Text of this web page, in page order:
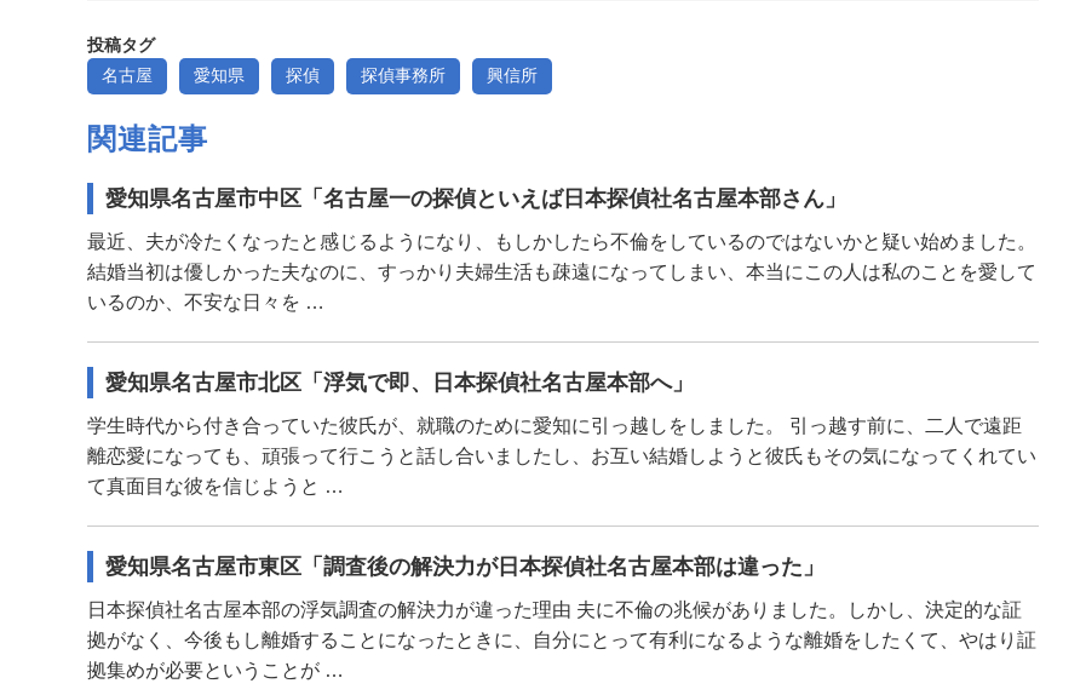
投稿タグ
名古屋
愛知県 探偵 探偵事務所 興信所
関連記事
愛知県名古屋市中区「名古屋一の探偵といえば日本探偵社名古屋本部さん」
最近、夫が冷たくなったと感じるようになり、もしかしたら不倫をしているのではないかと疑い始めました。
結婚当初は優しかった夫なのに、すっかり夫婦生活も疎遠になってしまい、本当にこの人は私のことを愛して
いるのか、不安な日々を …
愛知県名古屋市北区「浮気で即、日本探偵社名古屋本部へ」
学生時代から付き合っていた彼氏が、就職のために愛知に引っ越しをしました。 引っ越す前に、二人で遠距
離恋愛になっても、頑張って行こうと話し合いましたし、お互い結婚しようと彼氏もその気になってくれてい
て真面目な彼を信じようと …
愛知県名古屋市東区「調査後の解決力が日本探偵社名古屋本部は違った」
日本探偵社名古屋本部の浮気調査の解決力が違った理由 夫に不倫の兆候がありました。しかし、決定的な証
拠がなく、今後もし離婚することになったときに、自分にとって有利になるような離婚をしたくて、やはり証
拠集めが必要ということが …